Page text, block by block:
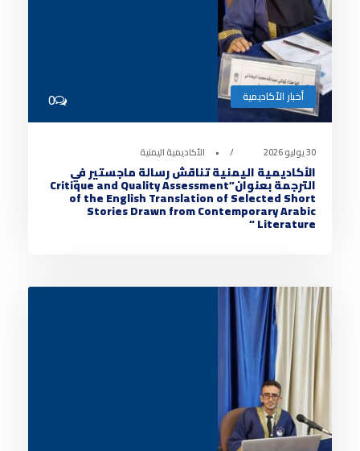
أخبار الأكاديمية 0
30 يوليو 2026 • الأكاديمية اليمنية
الأكاديمية اليمنية تناقش رسالة ماجستير في
الترجمة بعنوان”Critique and Quality Assessment
of the English Translation of Selected Short
Stories Drawn from Contemporary Arabic
Literature “